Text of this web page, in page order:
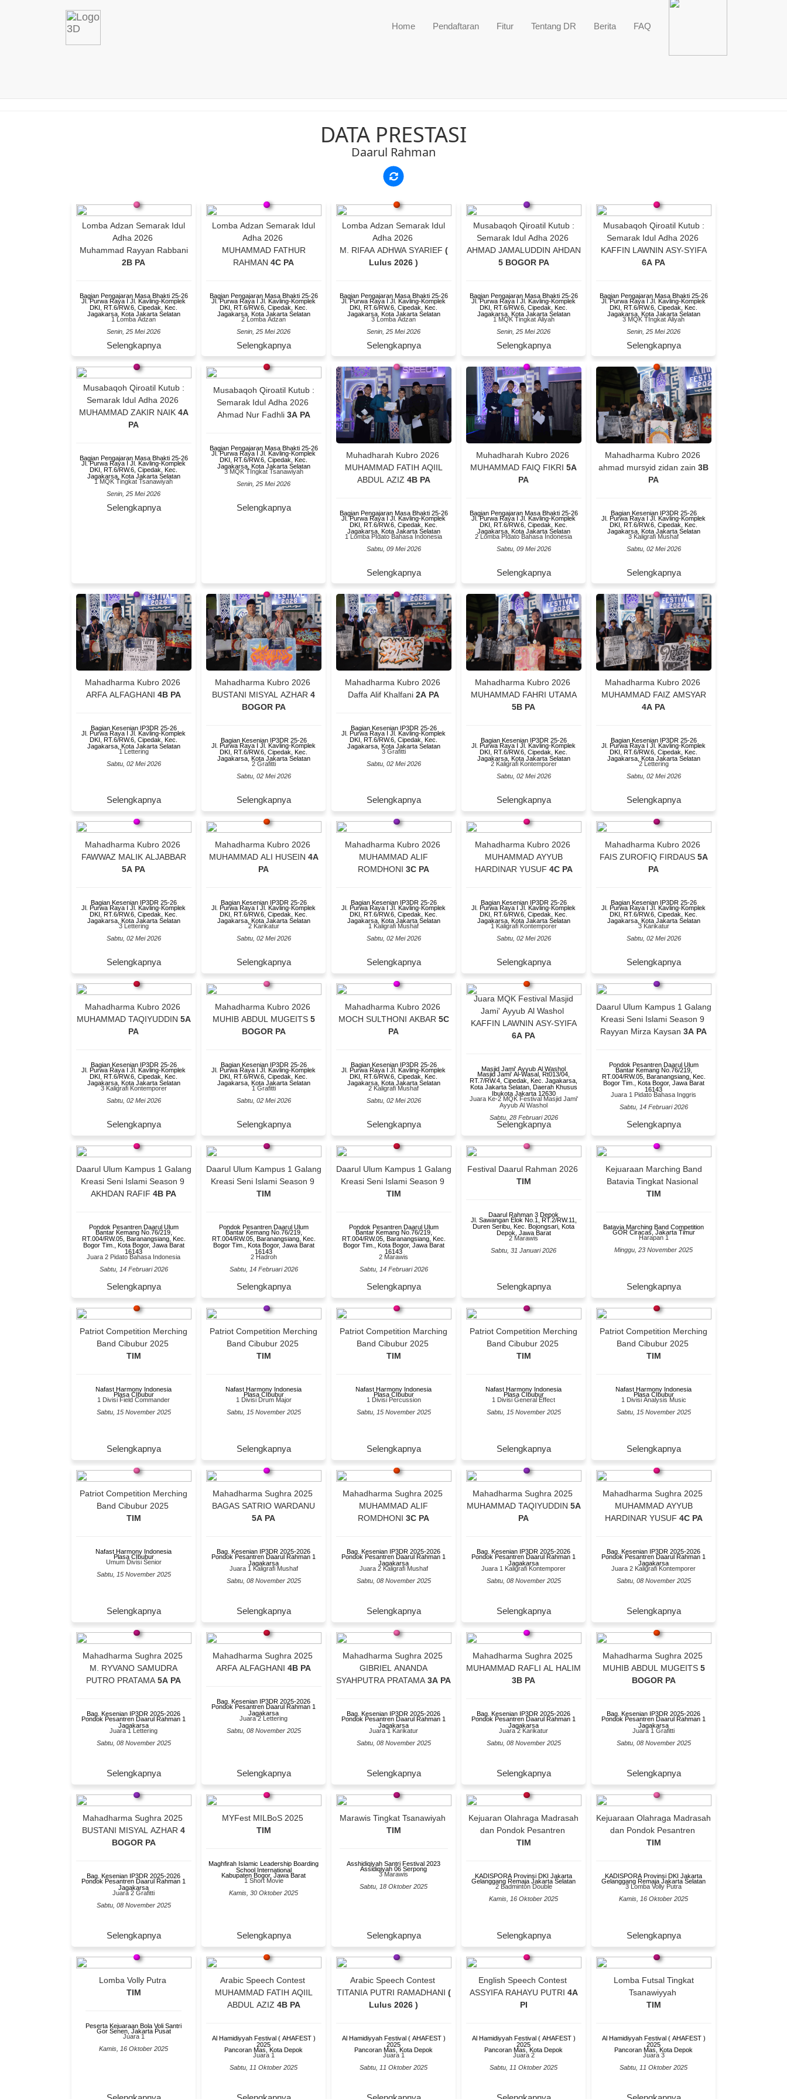
Home Pendaftaran Fitur Tentang DR Berita FAQ
DATA PRESTASI
Daarul Rahman
Lomba Adzan Semarak Idul
Adha 2026
Muhammad Rayyan Rabbani
2B PA
Bagian Pengajaran Masa Bhakti 25-26
Jl. Purwa Raya I Jl. Kavling-Komplek
DKI, RT.6/RW.6, Cipedak, Kec.
Jagakarsa, Kota Jakarta Selatan
1 Lomba Adzan
Senin, 25 Mei 2026
Selengkapnya
Lomba Adzan Semarak Idul
Adha 2026
MUHAMMAD FATHUR
RAHMAN 4C PA
Bagian Pengajaran Masa Bhakti 25-26
Jl. Purwa Raya I Jl. Kavling-Komplek
DKI, RT.6/RW.6, Cipedak, Kec.
Jagakarsa, Kota Jakarta Selatan
2 Lomba Adzan
Senin, 25 Mei 2026
Selengkapnya
Lomba Adzan Semarak Idul
Adha 2026
M. RIFAA ADHWA SYARIEF (
Lulus 2026 )
Bagian Pengajaran Masa Bhakti 25-26
Jl. Purwa Raya I Jl. Kavling-Komplek
DKI, RT.6/RW.6, Cipedak, Kec.
Jagakarsa, Kota Jakarta Selatan
3 Lomba Adzan
Senin, 25 Mei 2026
Selengkapnya
Musabaqoh Qiroatil Kutub :
Semarak Idul Adha 2026
AHMAD JAMALUDDIN AHDAN
5 BOGOR PA
Bagian Pengajaran Masa Bhakti 25-26
Jl. Purwa Raya I Jl. Kavling-Komplek
DKI, RT.6/RW.6, Cipedak, Kec.
Jagakarsa, Kota Jakarta Selatan
1 MQK Tingkat Aliyah
Senin, 25 Mei 2026
Selengkapnya
Musabaqoh Qiroatil Kutub :
Semarak Idul Adha 2026
KAFFIN LAWNIN ASY-SYIFA
6A PA
Bagian Pengajaran Masa Bhakti 25-26
Jl. Purwa Raya I Jl. Kavling-Komplek
DKI, RT.6/RW.6, Cipedak, Kec.
Jagakarsa, Kota Jakarta Selatan
3 MQK TIngkat Aliyah
Senin, 25 Mei 2026
Selengkapnya
Musabaqoh Qiroatil Kutub :
Semarak Idul Adha 2026
MUHAMMAD ZAKIR NAIK 4A
PA
Bagian Pengajaran Masa Bhakti 25-26
Jl. Purwa Raya I Jl. Kavling-Komplek
DKI, RT.6/RW.6, Cipedak, Kec.
Jagakarsa, Kota Jakarta Selatan
1 MQK Tingkat Tsanawiyah
Senin, 25 Mei 2026
Selengkapnya
Musabaqoh Qiroatil Kutub :
Semarak Idul Adha 2026
Ahmad Nur Fadhli 3A PA
Bagian Pengajaran Masa Bhakti 25-26
Jl. Purwa Raya I Jl. Kavling-Komplek
DKI, RT.6/RW.6, Cipedak, Kec.
Jagakarsa, Kota Jakarta Selatan
3 MQK TIngkat Tsanawiyah
Senin, 25 Mei 2026
Selengkapnya
Muhadharah Kubro 2026
MUHAMMAD FATIH AQIIL
ABDUL AZIZ 4B PA
Bagian Pengajaran Masa Bhakti 25-26
Jl. Purwa Raya I Jl. Kavling-Komplek
DKI, RT.6/RW.6, Cipedak, Kec.
Jagakarsa, Kota Jakarta Selatan
1 Lomba PIdato Bahasa Indonesia
Sabtu, 09 Mei 2026
Selengkapnya
Muhadharah Kubro 2026
MUHAMMAD FAIQ FIKRI 5A
PA
Bagian Pengajaran Masa Bhakti 25-26
Jl. Purwa Raya I Jl. Kavling-Komplek
DKI, RT.6/RW.6, Cipedak, Kec.
Jagakarsa, Kota Jakarta Selatan
2 Lomba PIdato Bahasa Indonesia
Sabtu, 09 Mei 2026
Selengkapnya
Mahadharma Kubro 2026
ahmad mursyid zidan zain 3B
PA
Bagian Kesenian IP3DR 25-26
Jl. Purwa Raya I Jl. Kavling-Komplek
DKI, RT.6/RW.6, Cipedak, Kec.
Jagakarsa, Kota Jakarta Selatan
3 Kaligrafi Mushaf
Sabtu, 02 Mei 2026
Selengkapnya
Mahadharma Kubro 2026
ARFA ALFAGHANI 4B PA
Bagian Kesenian IP3DR 25-26
Jl. Purwa Raya I Jl. Kavling-Komplek
DKI, RT.6/RW.6, Cipedak, Kec.
Jagakarsa, Kota Jakarta Selatan
1 Lettering
Sabtu, 02 Mei 2026
Selengkapnya
Mahadharma Kubro 2026
BUSTANI MISYAL AZHAR 4
BOGOR PA
Bagian Kesenian IP3DR 25-26
Jl. Purwa Raya I Jl. Kavling-Komplek
DKI, RT.6/RW.6, Cipedak, Kec.
Jagakarsa, Kota Jakarta Selatan
2 Grafitti
Sabtu, 02 Mei 2026
Selengkapnya
Mahadharma Kubro 2026
Daffa Alif Khalfani 2A PA
Bagian Kesenian IP3DR 25-26
Jl. Purwa Raya I Jl. Kavling-Komplek
DKI, RT.6/RW.6, Cipedak, Kec.
Jagakarsa, Kota Jakarta Selatan
3 Grafitti
Sabtu, 02 Mei 2026
Selengkapnya
Mahadharma Kubro 2026
MUHAMMAD FAHRI UTAMA
5B PA
Bagian Kesenian IP3DR 25-26
Jl. Purwa Raya I Jl. Kavling-Komplek
DKI, RT.6/RW.6, Cipedak, Kec.
Jagakarsa, Kota Jakarta Selatan
2 Kaligrafi Kontemporer
Sabtu, 02 Mei 2026
Selengkapnya
Mahadharma Kubro 2026
MUHAMMAD FAIZ AMSYAR
4A PA
Bagian Kesenian IP3DR 25-26
Jl. Purwa Raya I Jl. Kavling-Komplek
DKI, RT.6/RW.6, Cipedak, Kec.
Jagakarsa, Kota Jakarta Selatan
2 Lettering
Sabtu, 02 Mei 2026
Selengkapnya
Mahadharma Kubro 2026
FAWWAZ MALIK ALJABBAR
5A PA
Bagian Kesenian IP3DR 25-26
Jl. Purwa Raya I Jl. Kavling-Komplek
DKI, RT.6/RW.6, Cipedak, Kec.
Jagakarsa, Kota Jakarta Selatan
3 Lettering
Sabtu, 02 Mei 2026
Selengkapnya
Mahadharma Kubro 2026
MUHAMMAD ALI HUSEIN 4A
PA
Bagian Kesenian IP3DR 25-26
Jl. Purwa Raya I Jl. Kavling-Komplek
DKI, RT.6/RW.6, Cipedak, Kec.
Jagakarsa, Kota Jakarta Selatan
2 Karikatur
Sabtu, 02 Mei 2026
Selengkapnya
Mahadharma Kubro 2026
MUHAMMAD ALIF
ROMDHONI 3C PA
Bagian Kesenian IP3DR 25-26
Jl. Purwa Raya I Jl. Kavling-Komplek
DKI, RT.6/RW.6, Cipedak, Kec.
Jagakarsa, Kota Jakarta Selatan
1 Kaligrafi Mushaf
Sabtu, 02 Mei 2026
Selengkapnya
Mahadharma Kubro 2026
MUHAMMAD AYYUB
HARDINAR YUSUF 4C PA
Bagian Kesenian IP3DR 25-26
Jl. Purwa Raya I Jl. Kavling-Komplek
DKI, RT.6/RW.6, Cipedak, Kec.
Jagakarsa, Kota Jakarta Selatan
1 Kaligrafi Kontemporer
Sabtu, 02 Mei 2026
Selengkapnya
Mahadharma Kubro 2026
FAIS ZUROFIQ FIRDAUS 5A
PA
Bagian Kesenian IP3DR 25-26
Jl. Purwa Raya I Jl. Kavling-Komplek
DKI, RT.6/RW.6, Cipedak, Kec.
Jagakarsa, Kota Jakarta Selatan
3 Karikatur
Sabtu, 02 Mei 2026
Selengkapnya
Mahadharma Kubro 2026
MUHAMMAD TAQIYUDDIN 5A
PA
Bagian Kesenian IP3DR 25-26
Jl. Purwa Raya I Jl. Kavling-Komplek
DKI, RT.6/RW.6, Cipedak, Kec.
Jagakarsa, Kota Jakarta Selatan
3 Kaligrafi Kontemporer
Sabtu, 02 Mei 2026
Selengkapnya
Mahadharma Kubro 2026
MUHIB ABDUL MUGEITS 5
BOGOR PA
Bagian Kesenian IP3DR 25-26
Jl. Purwa Raya I Jl. Kavling-Komplek
DKI, RT.6/RW.6, Cipedak, Kec.
Jagakarsa, Kota Jakarta Selatan
1 Grafitti
Sabtu, 02 Mei 2026
Selengkapnya
Mahadharma Kubro 2026
MOCH SULTHONI AKBAR 5C
PA
Bagian Kesenian IP3DR 25-26
Jl. Purwa Raya I Jl. Kavling-Komplek
DKI, RT.6/RW.6, Cipedak, Kec.
Jagakarsa, Kota Jakarta Selatan
2 Kaligrafi Mushaf
Sabtu, 02 Mei 2026
Selengkapnya
Juara MQK Festival Masjid
Jami' Ayyub Al Washol
KAFFIN LAWNIN ASY-SYIFA
6A PA
Masjid Jami' Ayyub Al Washol
Masjid Jami' Al-Wasal, Rt013/04,
RT.7/RW.4, Cipedak, Kec. Jagakarsa,
Kota Jakarta Selatan, Daerah Khusus
Ibukota Jakarta 12630
Juara Ke-2 MQK Festival Masjid Jami'
Ayyub Al Washol
Sabtu, 28 Februari 2026
Selengkapnya
Daarul Ulum Kampus 1 Galang
Kreasi Seni Islami Season 9
Rayyan Mirza Kaysan 3A PA
Pondok Pesantren Daarul Ulum
Bantar Kemang No.76/219,
RT.004/RW.05, Baranangsiang, Kec.
Bogor Tim., Kota Bogor, Jawa Barat
16143
Juara 1 Pidato Bahasa Inggris
Sabtu, 14 Februari 2026
Selengkapnya
Daarul Ulum Kampus 1 Galang
Kreasi Seni Islami Season 9
AKHDAN RAFIF 4B PA
Pondok Pesantren Daarul Ulum
Bantar Kemang No.76/219,
RT.004/RW.05, Baranangsiang, Kec.
Bogor Tim., Kota Bogor, Jawa Barat
16143
Juara 2 Pidato Bahasa Indonesia
Sabtu, 14 Februari 2026
Selengkapnya
Daarul Ulum Kampus 1 Galang
Kreasi Seni Islami Season 9
TIM
Pondok Pesantren Daarul Ulum
Bantar Kemang No.76/219,
RT.004/RW.05, Baranangsiang, Kec.
Bogor Tim., Kota Bogor, Jawa Barat
16143
2 Hadroh
Sabtu, 14 Februari 2026
Selengkapnya
Daarul Ulum Kampus 1 Galang
Kreasi Seni Islami Season 9
TIM
Pondok Pesantren Daarul Ulum
Bantar Kemang No.76/219,
RT.004/RW.05, Baranangsiang, Kec.
Bogor Tim., Kota Bogor, Jawa Barat
16143
2 Marawis
Sabtu, 14 Februari 2026
Selengkapnya
Festival Daarul Rahman 2026
TIM
Daarul Rahman 3 Depok
Jl. Sawangan Elok No.1, RT.2/RW.11,
Duren Seribu, Kec. Bojongsari, Kota
Depok, Jawa Barat
2 Marawis
Sabtu, 31 Januari 2026
Selengkapnya
Kejuaraan Marching Band
Batavia Tingkat Nasional
TIM
Batavia Marching Band Competition
GOR Ciracas, Jakarta Timur
Harapan 1
Minggu, 23 November 2025
Selengkapnya
Patriot Competition Merching
Band Cibubur 2025
TIM
Nafast Harmony Indonesia
Plasa CIbubur
1 Divisi Field Commander
Sabtu, 15 November 2025
Selengkapnya
Patriot Competition Merching
Band Cibubur 2025
TIM
Nafast Harmony Indonesia
Plasa CIbubur
1 Divisi Drum Major
Sabtu, 15 November 2025
Selengkapnya
Patriot Competition Marching
Band Cibubur 2025
TIM
Nafast Harmony Indonesia
Plasa CIbubur
1 Divisi Percussion
Sabtu, 15 November 2025
Selengkapnya
Patriot Competition Merching
Band Cibubur 2025
TIM
Nafast Harmony Indonesia
Plasa CIbubur
1 Divisi General Effect
Sabtu, 15 November 2025
Selengkapnya
Patriot Competition Merching
Band Cibubur 2025
TIM
Nafast Harmony Indonesia
Plasa CIbubur
1 Divisi Analysis Music
Sabtu, 15 November 2025
Selengkapnya
Patriot Competition Merching
Band Cibubur 2025
TIM
Nafast Harmony Indonesia
Plasa CIbubur
Umum Divisi Senior
Sabtu, 15 November 2025
Selengkapnya
Mahadharma Sughra 2025
BAGAS SATRIO WARDANU
5A PA
Bag. Kesenian IP3DR 2025-2026
Pondok Pesantren Daarul Rahman 1
Jagakarsa
Juara 1 Kaligrafi Mushaf
Sabtu, 08 November 2025
Selengkapnya
Mahadharma Sughra 2025
MUHAMMAD ALIF
ROMDHONI 3C PA
Bag. Kesenian IP3DR 2025-2026
Pondok Pesantren Daarul Rahman 1
Jagakarsa
Juara 2 Kaligrafi Mushaf
Sabtu, 08 November 2025
Selengkapnya
Mahadharma Sughra 2025
MUHAMMAD TAQIYUDDIN 5A
PA
Bag. Kesenian IP3DR 2025-2026
Pondok Pesantren Daarul Rahman 1
Jagakarsa
Juara 1 Kaligrafi Kontemporer
Sabtu, 08 November 2025
Selengkapnya
Mahadharma Sughra 2025
MUHAMMAD AYYUB
HARDINAR YUSUF 4C PA
Bag. Kesenian IP3DR 2025-2026
Pondok Pesantren Daarul Rahman 1
Jagakarsa
Juara 2 Kaligrafi Kontemporer
Sabtu, 08 November 2025
Selengkapnya
Mahadharma Sughra 2025
M. RYVANO SAMUDRA
PUTRO PRATAMA 5A PA
Bag. Kesenian IP3DR 2025-2026
Pondok Pesantren Daarul Rahman 1
Jagakarsa
Juara 1 Lettering
Sabtu, 08 November 2025
Selengkapnya
Mahadharma Sughra 2025
ARFA ALFAGHANI 4B PA
Bag. Kesenian IP3DR 2025-2026
Pondok Pesantren Daarul Rahman 1
Jagakarsa
Juara 2 Lettering
Sabtu, 08 November 2025
Selengkapnya
Mahadharma Sughra 2025
GIBRIEL ANANDA
SYAHPUTRA PRATAMA 3A PA
Bag. Kesenian IP3DR 2025-2026
Pondok Pesantren Daarul Rahman 1
Jagakarsa
Juara 1 Karikatur
Sabtu, 08 November 2025
Selengkapnya
Mahadharma Sughra 2025
MUHAMMAD RAFLI AL HALIM
3B PA
Bag. Kesenian IP3DR 2025-2026
Pondok Pesantren Daarul Rahman 1
Jagakarsa
Juara 2 Karikatur
Sabtu, 08 November 2025
Selengkapnya
Mahadharma Sughra 2025
MUHIB ABDUL MUGEITS 5
BOGOR PA
Bag. Kesenian IP3DR 2025-2026
Pondok Pesantren Daarul Rahman 1
Jagakarsa
Juara 1 Grafitti
Sabtu, 08 November 2025
Selengkapnya
Mahadharma Sughra 2025
BUSTANI MISYAL AZHAR 4
BOGOR PA
Bag. Kesenian IP3DR 2025-2026
Pondok Pesantren Daarul Rahman 1
Jagakarsa
Juara 2 Grafitti
Sabtu, 08 November 2025
Selengkapnya
MYFest MILBoS 2025
TIM
Maghfirah Islamic Leadership Boarding
School International
Kabupaten Bogor, Jawa Barat
1 Short Movie
Kamis, 30 Oktober 2025
Selengkapnya
Marawis Tingkat Tsanawiyah
TIM
Asshidiqiyah Santri Festival 2023
Assidiqiyah 06 Serpong
3 Marawis
Sabtu, 18 Oktober 2025
Selengkapnya
Kejuaran Olahraga Madrasah
dan Pondok Pesantren
TIM
KADISPORA Provinsi DKI Jakarta
Gelanggang Remaja Jakarta Selatan
2 Badminton Double
Kamis, 16 Oktober 2025
Selengkapnya
Kejuaraan Olahraga Madrasah
dan Pondok Pesantren
TIM
KADISPORA Provinsi DKI Jakarta
Gelanggang Remaja Jakarta Selatan
3 Lomba Volly Putra
Kamis, 16 Oktober 2025
Selengkapnya
Lomba Volly Putra
TIM
Peserta Kejuaraan Bola Voli Santri
Gor Senen, Jakarta Pusat
Juara 1
Kamis, 16 Oktober 2025
Arabic Speech Contest
MUHAMMAD FATIH AQIIL
ABDUL AZIZ 4B PA
Al Hamidiyyah Festival ( AHAFEST )
2025
Pancoran Mas, Kota Depok
Juara 1
Sabtu, 11 Oktober 2025
Arabic Speech Contest
TITANIA PUTRI RAMADHANI (
Lulus 2026 )
Al Hamidiyyah Festival ( AHAFEST )
2025
Pancoran Mas, Kota Depok
Juara 1
Sabtu, 11 Oktober 2025
English Speech Contest
ASSYIFA RAHAYU PUTRI 4A
PI
Al Hamidiyyah Festival ( AHAFEST )
2025
Pancoran Mas, Kota Depok
Juara 2
Sabtu, 11 Oktober 2025
Lomba Futsal Tingkat
Tsanawiyyah
TIM
Al Hamidiyyah Festival ( AHAFEST )
2025
Pancoran Mas, Kota Depok
Juara 3
Sabtu, 11 Oktober 2025